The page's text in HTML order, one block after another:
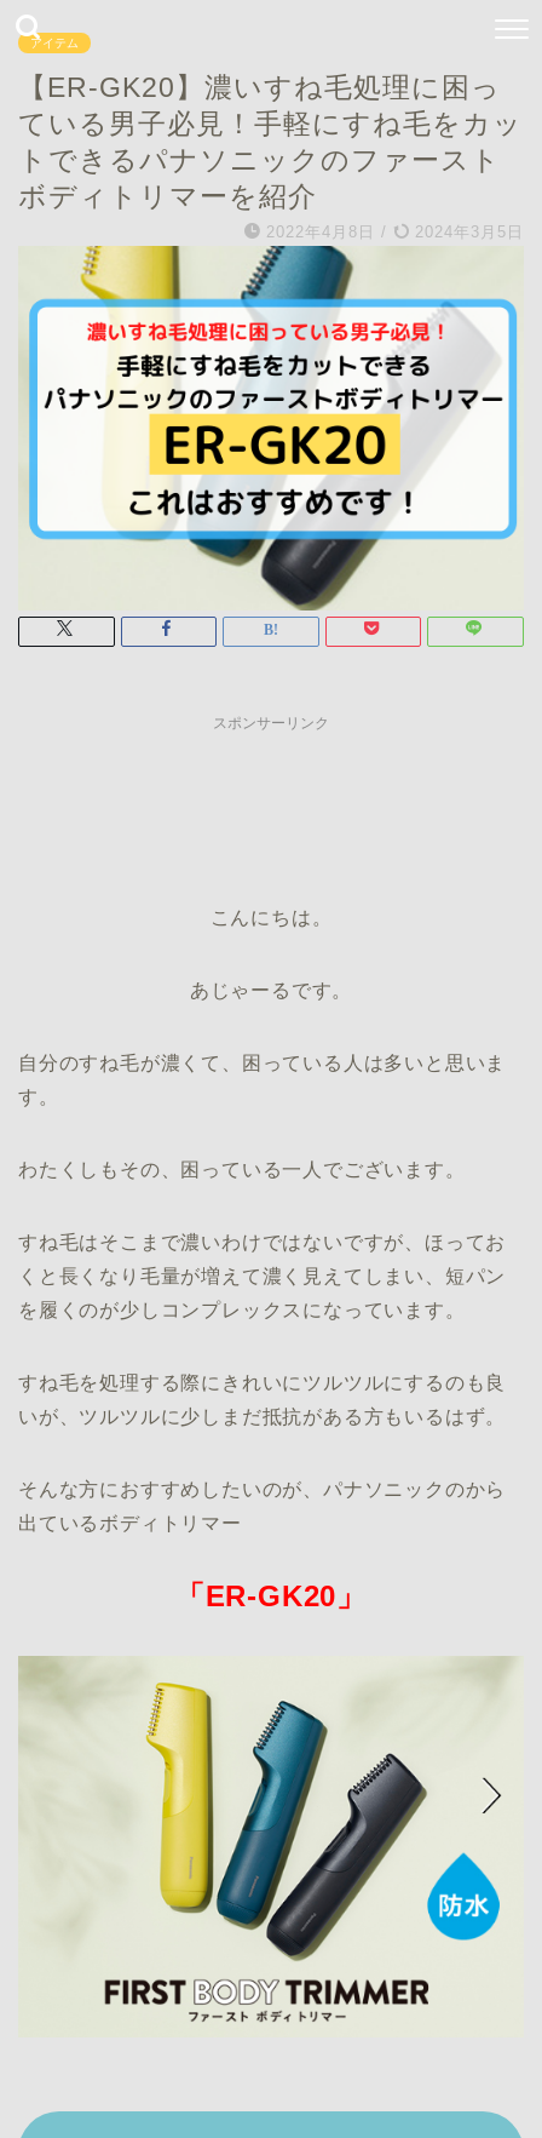
アイテム
【ER-GK20】濃いすね毛処理に困っ
ている男子必見！手軽にすね毛をカッ
トできるパナソニックのファースト
ボディトリマーを紹介
2022年4月8日 / 2024年3月5日
スポンサーリンク
こんにちは。
あじゃーるです。
自分のすね毛が濃くて、困っている人は多いと思いま
す。
わたくしもその、困っている一人でございます。
すね毛はそこまで濃いわけではないですが、ほってお
くと長くなり毛量が増えて濃く見えてしまい、短パン
を履くのが少しコンプレックスになっています。
すね毛を処理する際にきれいにツルツルにするのも良
いが、ツルツルに少しまだ抵抗がある方もいるはず。
そんな方におすすめしたいのが、パナソニックのから
出ているボディトリマー
「ER-GK20」